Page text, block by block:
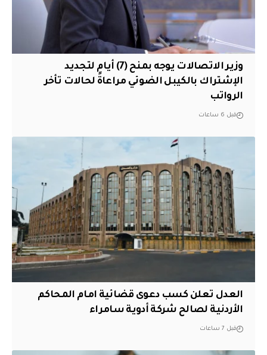
وزير الاتصالات يوجه بمنح (7) أيام لتجديد
الإشتراك بالكيبل الضوئي مراعاةً لحالات تأخر
الرواتب
قبل 6 ساعات
العدل تعلن كسب دعوى قضائية امام المحاكم
الأردنية لصالح شركة أدوية سامراء
قبل 7 ساعات